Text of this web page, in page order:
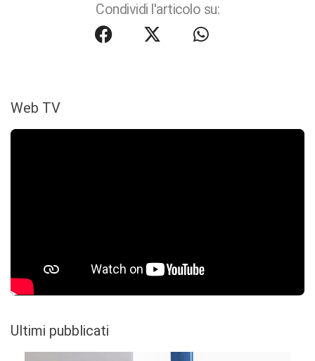
Condividi l'articolo su:
Web TV
Ultimi pubblicati